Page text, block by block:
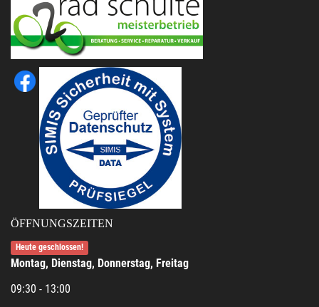
ÖFFNUNGSZEITEN
Heute geschlossen!
Montag, Dienstag, Donnerstag, Freitag
09:30 - 13:00